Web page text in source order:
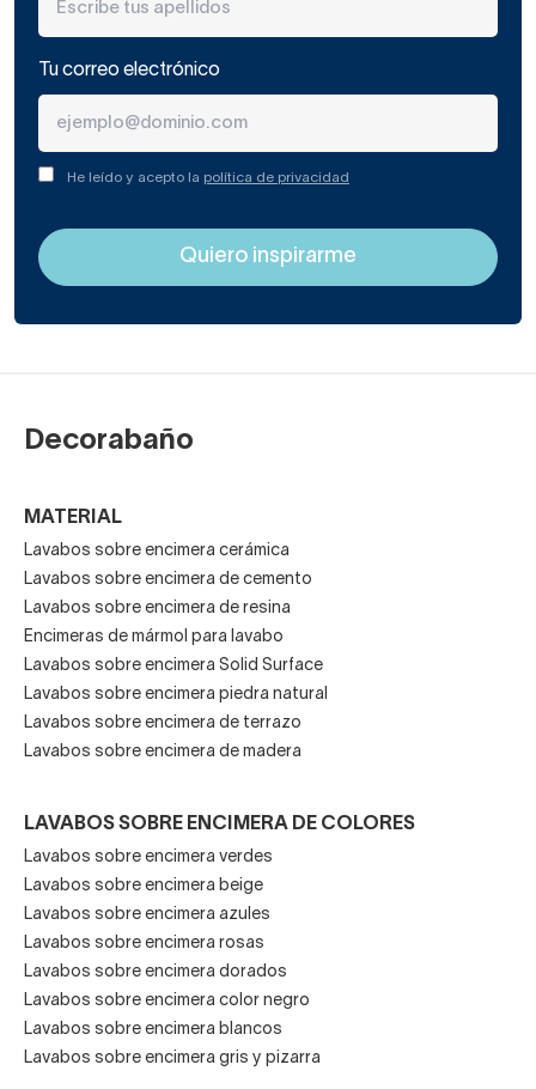
Tu correo electrónico
He leído y acepto la política de privacidad
Decorabaño
MATERIAL
Lavabos sobre encimera cerámica
Lavabos sobre encimera de cemento
Lavabos sobre encimera de resina
Encimeras de mármol para lavabo
Lavabos sobre encimera Solid Surface
Lavabos sobre encimera piedra natural
Lavabos sobre encimera de terrazo
Lavabos sobre encimera de madera
LAVABOS SOBRE ENCIMERA DE COLORES
Lavabos sobre encimera verdes
Lavabos sobre encimera beige
Lavabos sobre encimera azules
Lavabos sobre encimera rosas
Lavabos sobre encimera dorados
Lavabos sobre encimera color negro
Lavabos sobre encimera blancos
Lavabos sobre encimera gris y pizarra